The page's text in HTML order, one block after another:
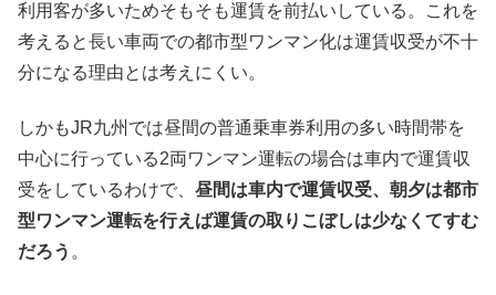
利用客が多いためそもそも運賃を前払いしている。これを
考えると長い車両での都市型ワンマン化は運賃収受が不十
分になる理由とは考えにくい。
しかもJR九州では昼間の普通乗車券利用の多い時間帯を
中心に行っている2両ワンマン運転の場合は車内で運賃収
受をしているわけで、 昼間は車内で運賃収受、朝夕は都市
型ワンマン運転を行えば運賃の取りこぼしは少なくてすむ
だろう 。